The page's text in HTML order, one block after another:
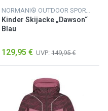
Kinder Skijacke „Dawson“
Blau
129,95 € UVP: 149,95 €